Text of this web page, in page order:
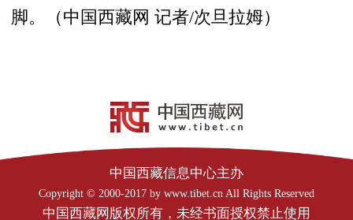
脚。（中国西藏网 记者/次旦拉姆）
中国西藏信息中心主办
Copyright © 2000-2017 by www.tibet.cn All Rights Reserved
中国西藏网版权所有，未经书面授权禁止使用